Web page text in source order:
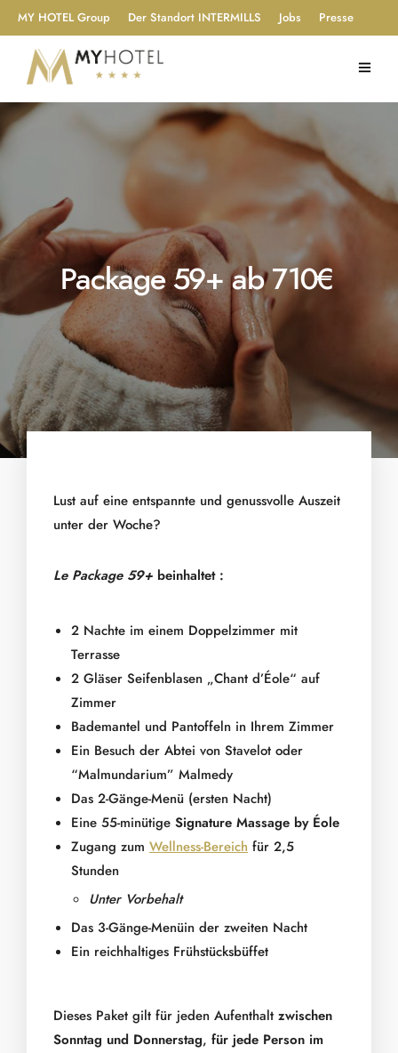
MY HOTEL Group Der Standort INTERMILLS Jobs Presse
Package 59+ ab 710€
Lust auf eine entspannte und genussvolle Auszeit
unter der Woche?
Le Package 59+ beinhaltet :
2 Nachte im einem Doppelzimmer mit
Terrasse
2 Gläser Seifenblasen „Chant d’Éole“ auf
Zimmer
Bademantel und Pantoffeln in Ihrem Zimmer
Ein Besuch der Abtei von Stavelot oder
“Malmundarium” Malmedy
Das 2-Gänge-Menü (ersten Nacht)
Eine 55-minütige Signature Massage by Éole
Zugang zum Wellness-Bereich für 2,5
Stunden
Unter Vorbehalt
Das 3-Gänge-Menüin der zweiten Nacht
Ein reichhaltiges Frühstücksbüffet
Dieses Paket gilt für jeden Aufenthalt zwischen
Sonntag und Donnerstag, für jede Person im